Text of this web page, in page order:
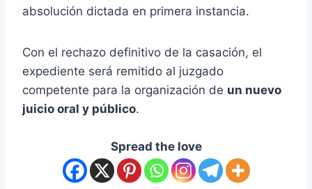
absolución dictada en primera instancia.
Con el rechazo definitivo de la casación, el
expediente será remitido al juzgado
competente para la organización de un nuevo
juicio oral y público.
Spread the love